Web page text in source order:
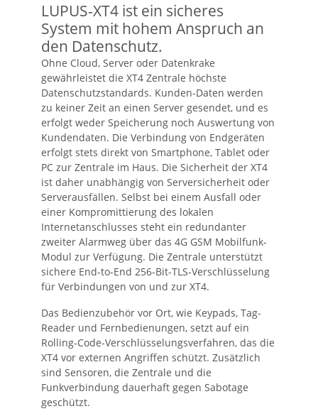
LUPUS-XT4 ist ein sicheres
System mit hohem Anspruch an
den Datenschutz.
Ohne Cloud, Server oder Datenkrake
gewährleistet die XT4 Zentrale höchste
Datenschutzstandards. Kunden-Daten werden
zu keiner Zeit an einen Server gesendet, und es
erfolgt weder Speicherung noch Auswertung von
Kundendaten. Die Verbindung von Endgeräten
erfolgt stets direkt von Smartphone, Tablet oder
PC zur Zentrale im Haus. Die Sicherheit der XT4
ist daher unabhängig von Serversicherheit oder
Serverausfällen. Selbst bei einem Ausfall oder
einer Kompromittierung des lokalen
Internetanschlusses steht ein redundanter
zweiter Alarmweg über das 4G GSM Mobilfunk-
Modul zur Verfügung. Die Zentrale unterstützt
sichere End-to-End 256-Bit-TLS-Verschlüsselung
für Verbindungen von und zur XT4.
Das Bedienzubehör vor Ort, wie Keypads, Tag-
Reader und Fernbedienungen, setzt auf ein
Rolling-Code-Verschlüsselungsverfahren, das die
XT4 vor externen Angriffen schützt. Zusätzlich
sind Sensoren, die Zentrale und die
Funkverbindung dauerhaft gegen Sabotage
geschützt.